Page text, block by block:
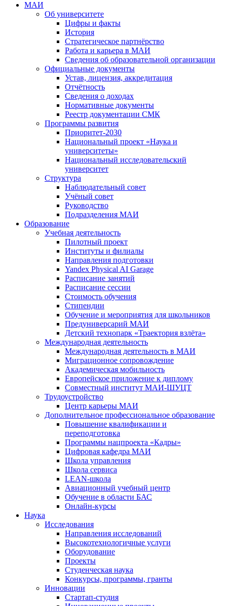
МАИ
Об университете
Цифры и факты
История
Стратегическое партнёрство
Работа и карьера в МАИ
Сведения об образовательной организации
Официальные документы
Устав, лицензия, аккредитация
Отчётность
Сведения о доходах
Нормативные документы
Реестр документации СМК
Программы развития
Приоритет-2030
Национальный проект «Наука и
университеты»
Национальный исследовательский
университет
Структура
Наблюдательный совет
Учёный совет
Руководство
Подразделения МАИ
Образование
Учебная деятельность
Пилотный проект
Институты и филиалы
Направления подготовки
Yandex Physical AI Garage
Расписание занятий
Расписание сессии
Стоимость обучения
Стипендии
Обучение и мероприятия для школьников
Предуниверсарий МАИ
Детский технопарк «Траектория взлёта»
Международная деятельность
Международная деятельность в МАИ
Миграционное сопровождение
Академическая мобильность
Европейское приложение к диплому
Совместный институт МАИ-ШУЦТ
Трудоустройство
Центр карьеры МАИ
Дополнительное профессиональное образование
Повышение квалификации и
переподготовка
Программы нацпроекта «Кадры»
Цифровая кафедра МАИ
Школа управления
Школа сервиса
LEAN-школа
Авиационный учебный центр
Обучение в области БАС
Онлайн-курсы
Наука
Исследования
Направления исследований
Высокотехнологичные услуги
Оборудование
Проекты
Студенческая наука
Конкурсы, программы, гранты
Инновации
Стартап-студия